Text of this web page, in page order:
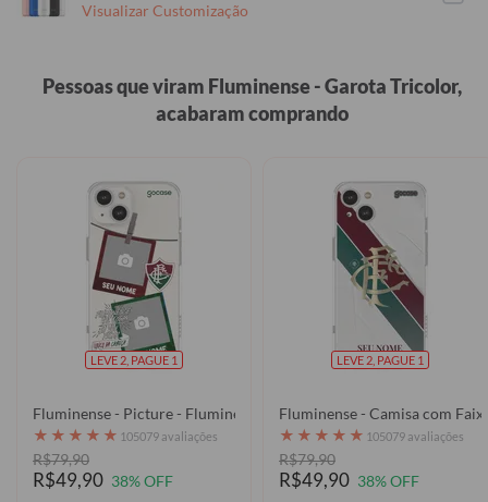
Visualizar Customização
Pessoas que viram Fluminense - Garota Tricolor,
acabaram comprando
LEVE 2, PAGUE 1
Fluminense - Picture - Fluminense Vai Jogar
★ ★ ★ ★ ★ 105079 avaliações
R$79,90
R$49,90 38% OFF
LEVE 2, PAGUE 1
Fluminense - Camisa com
★ ★ ★ ★ ★ 105079 avaliações
R$79,90
R$49,90 38% OFF